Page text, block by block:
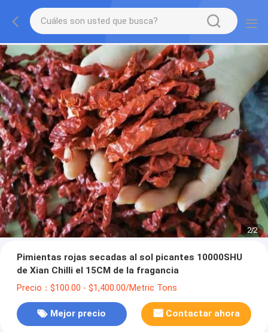
2/2
Pimientas rojas secadas al sol picantes 10000SHU
de Xian Chilli el 15CM de la fragancia
Precio：$100.00 - $1,400.00/Metric Tons
Mejor precio Contactar ahora